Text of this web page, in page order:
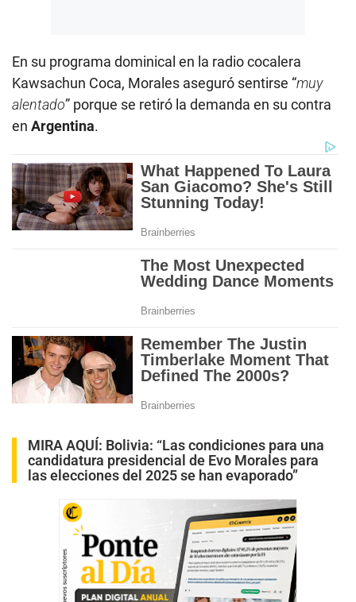
En su programa dominical en la radio cocalera
Kawsachun Coca, Morales aseguró sentirse “muy
alentado” porque se retiró la demanda en su contra
en Argentina.
MIRA AQUÍ: Bolivia: “Las condiciones para una
candidatura presidencial de Evo Morales para
las elecciones del 2025 se han evaporado”